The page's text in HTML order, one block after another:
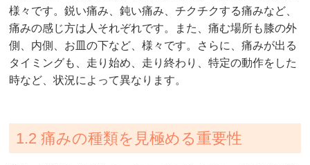
様々です。鋭い痛み、鈍い痛み、チクチクする痛みなど、
痛みの感じ方は人それぞれです。また、痛む場所も膝の外
側、内側、お皿の下など、様々です。さらに、痛みが出る
タイミングも、走り始め、走り終わり、特定の動作をした
時など、状況によって異なります。
1.2 痛みの種類を見極める重要性